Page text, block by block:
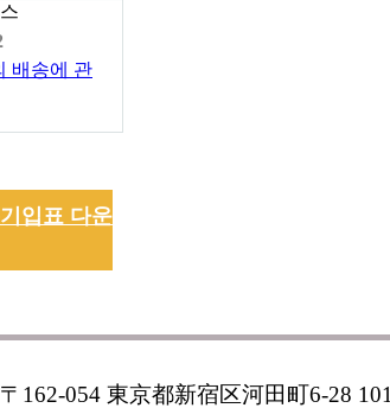
배송에 관
입표 다운
〒162-054 東京都新宿区河田町6-28 101